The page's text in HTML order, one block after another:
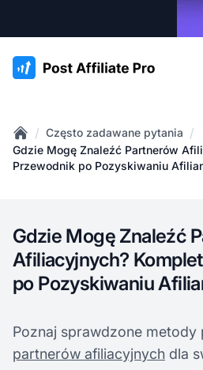
:site.title
Home
/ Często zadawane pytania /
Gdzie Mogę Znaleźć Partnerów
Przewodnik po Pozyskiwaniu
Gdzie Mogę Znaleźć
Afiliacyjnych?
po Pozyskiwaniu
Poznaj sprawdzone metody
partnerów afiliacyjnych dla